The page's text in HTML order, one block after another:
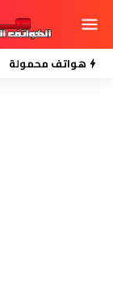
هواتف محمولة